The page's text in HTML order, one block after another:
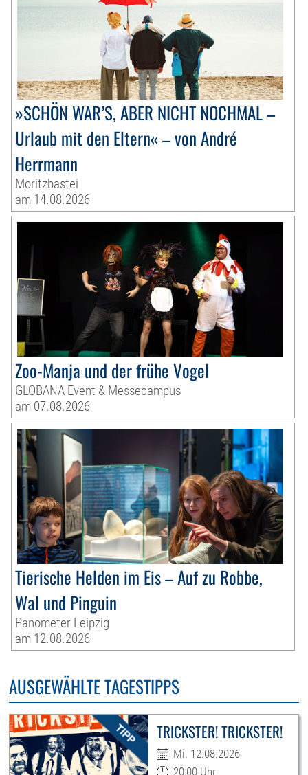
»SCHÖN WAR’S, ABER NICHT NOCHMAL –
Urlaub mit den Eltern« – von André
Herrmann
Moritzbastei
am 14.08.2026
Zoo-Manja und der frühe Vogel
GLOBANA Event & Messecampus
am 07.08.2026
Tierische Helden im Eis – Auf zu Robbe,
Wal und Pinguin
Panometer Leipzig
am 12.08.2026
AUSGEWÄHLTE TAGESTIPPS
TRICKSTER! TRICKSTER!
Mi. 12.08.2026
20:00 Uhr